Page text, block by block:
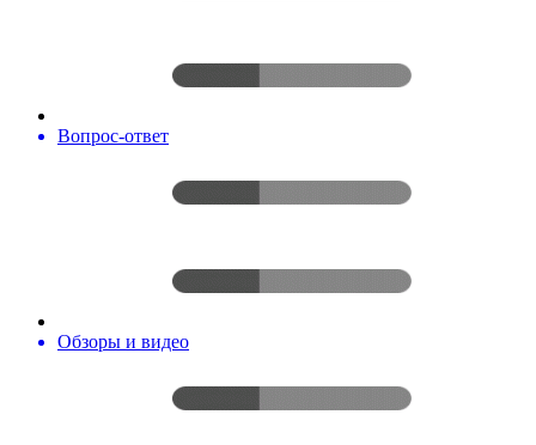
Вопрос-ответ
Обзоры и видео